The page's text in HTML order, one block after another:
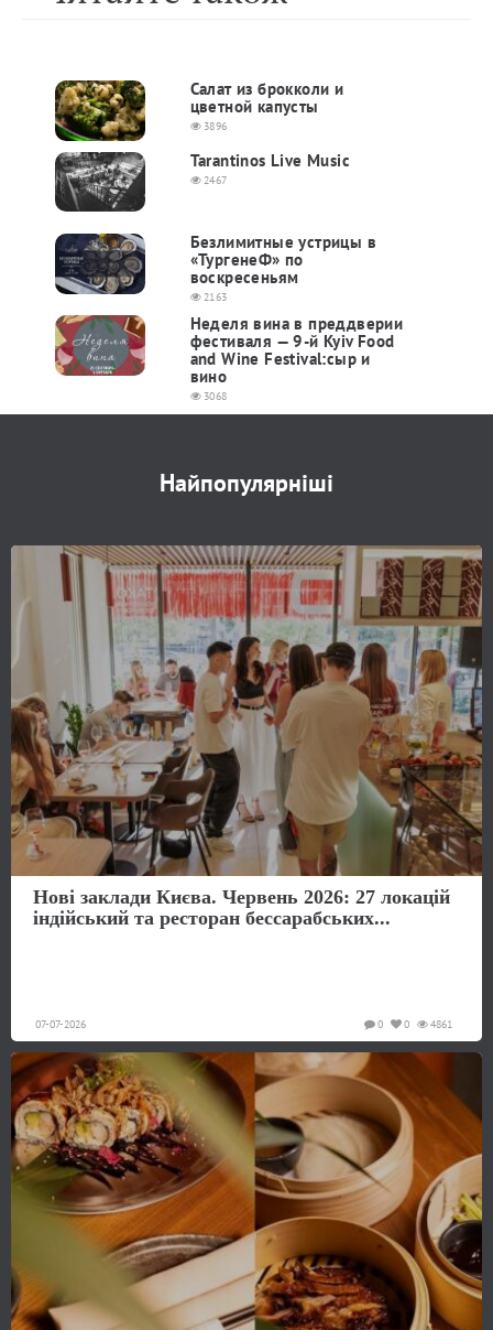
Салат из брокколи и
цветной капусты
3896
Tarantinos Live Music
2467
Безлимитные устрицы в
«ТургенеФ» по
воскресеньям
2163
Неделя вина в преддверии
фестиваля — 9-й Kyiv Food
and Wine Festival:сыр и
вино
3068
Найпопулярніші
Нові заклади Києва. Червень 2026: 27 локацій
індійський та ресторан бессарабських...
07-07-2026 4861
0
0